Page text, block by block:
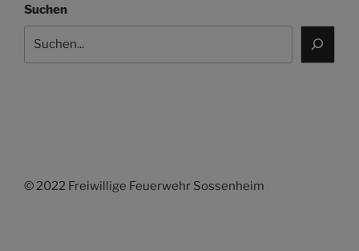
Suchen
© 2022 Freiwillige Feuerwehr Sossenheim